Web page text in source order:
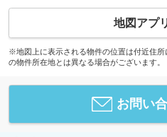
地図アプ
※地図上に表示される物件の位置は付近住
の物件所在地とは異なる場合がございます。
お問い